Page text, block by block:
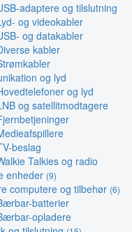
adaptere og tilslutning
og videokabler
og datakabler
kabler
og lyd
og lyd
og satellitmodtagere
beslag
Talkies og radio
enheder (9)
computere og tilbehør (6)
batterier
opladere